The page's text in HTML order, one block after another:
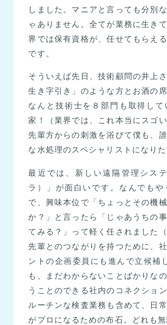
しました。マニアと言っても分別
ゃありません。全てが業務に生き
界では保有資格が、任せてもらえ
です。
そういえば先日、技術顧問の井上
生き字引き」のような方とお酒の
なんと技術士を８部門も取得して
家！（業界では、これ本当にスゴ
先輩方からの刺激を浴びて僕も、
な水処理のスペシャリストになりた
最近では、新しい遠隔管理シス
ラ）」が面白いです。なんでもや
で、興味本位で「ちょっとその機
か？」と言ったら「じゃあうちの
てみる？」って軽く任されました
先輩とのつながりを持つために、
ントの企画委員にも進んで立候補
も、まだわからないことばかりな
うことのできる社内のコネクショ
ルーチンな検査業務も含めて、日
がプロになるための布石。どれも無